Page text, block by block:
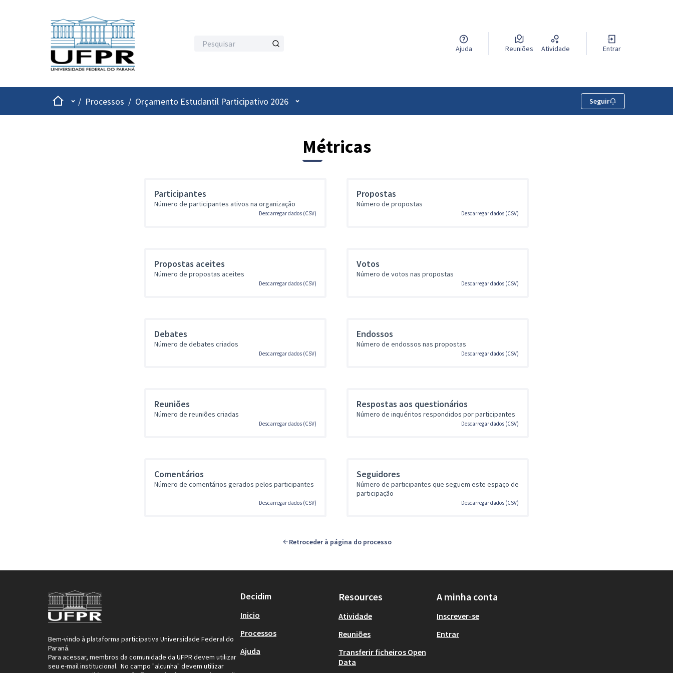
Ajuda Reuniões Atividade Entrar
InicioMenu principal
/ Processos / Orçamento Estudantil Participativo 2026 Menu de utilizador Seguir
Métricas
Participantes
Número de participantes ativos na organização
Descarregar dados (CSV)
Propostas
Número de propostas
Descarregar dados (CSV)
Propostas aceites
Número de propostas aceites
Descarregar dados (CSV)
Votos
Número de votos nas propostas
Descarregar dados (CSV)
Debates
Número de debates criados
Descarregar dados (CSV)
Endossos
Número de endossos nas propostas
Descarregar dados (CSV)
Reuniões
Número de reuniões criadas
Descarregar dados (CSV)
Respostas aos questionários
Número de inquéritos respondidos por participantes
Descarregar dados (CSV)
Comentários
Número de comentários gerados pelos participantes
Descarregar dados (CSV)
Seguidores
Número de participantes que seguem este espaço de
participação
Descarregar dados (CSV)
Retroceder à página do processo
Bem-vindo à plataforma participativa Universidade Federal do
Paraná.
Para acessar, membros da comunidade da UFPR devem utilizar
seu e-mail institucional. No campo "alcunha" devem utilizar
Decidim
Inicio
Processos
Ajuda
Resources
Atividade
Reuniões
Transferir ficheiros Open
Data
A minha conta
Inscrever-se
Entrar